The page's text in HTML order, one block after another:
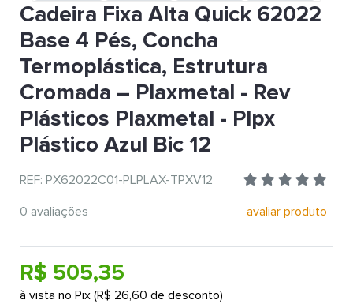
Cadeira Fixa Alta Quick 62022
Base 4 Pés, Concha
Termoplástica, Estrutura
Cromada – Plaxmetal - Rev
Plásticos Plaxmetal - Plpx
Plástico Azul Bic 12
REF: PX62022C01-PLPLAX-TPXV12
0 avaliações
avaliar produto
R$ 505,35
à vista no Pix (R$ 26,60 de desconto)